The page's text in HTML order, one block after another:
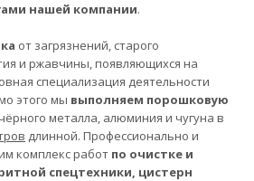
нашей компании.
от загрязнений, старого
и ржавчины, появляющихся на
специализация деятельности
этого мы выполняем порошковую
металла, алюминия и чугуна в
длинной. Профессионально и
комплекс работ по очистке и
спецтехники, цистерн